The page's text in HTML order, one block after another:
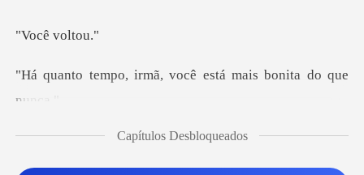
Sair
ê vo
mã, você está mais b
ndo: "Você é aquela
que se tornou
Capítulos Desbloqueados